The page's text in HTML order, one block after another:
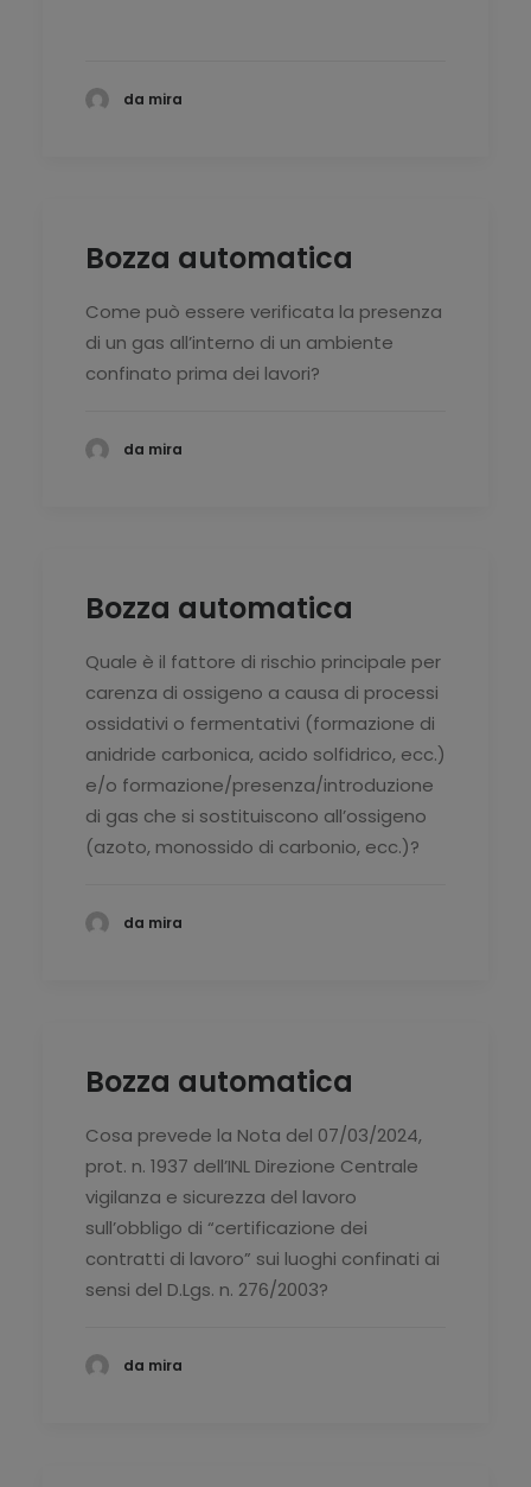
da mira
Bozza automatica
Come può essere verificata la presenza
di un gas all’interno di un ambiente
confinato prima dei lavori?
da mira
Bozza automatica
Quale è il fattore di rischio principale per
carenza di ossigeno a causa di processi
ossidativi o fermentativi (formazione di
anidride carbonica, acido solfidrico, ecc.)
e/o formazione/presenza/introduzione
di gas che si sostituiscono all’ossigeno
(azoto, monossido di carbonio, ecc.)?
da mira
Bozza automatica
Cosa prevede la Nota del 07/03/2024,
prot. n. 1937 dell’INL Direzione Centrale
vigilanza e sicurezza del lavoro
sull’obbligo di “certificazione dei
contratti di lavoro” sui luoghi confinati ai
sensi del D.Lgs. n. 276/2003?
da mira